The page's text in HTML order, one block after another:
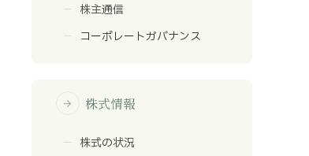
株主通信
コーポレートガバナンス
arrow_forward 株式情報
株式の状況